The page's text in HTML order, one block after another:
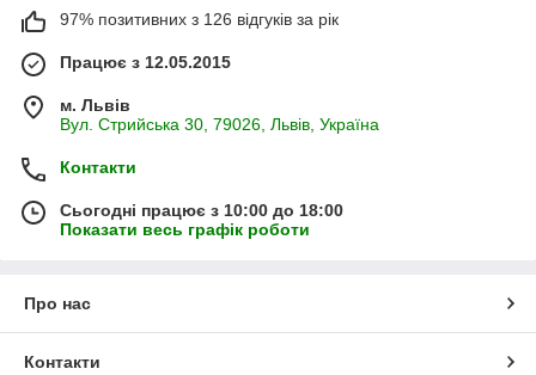
97% позитивних з 126 відгуків за рік
Працює з 12.05.2015
м. Львів
Вул. Стрийська 30, 79026, Львів, Україна
Контакти
Сьогодні працює з 10:00 до 18:00
Показати весь графік роботи
Про нас
Контакти